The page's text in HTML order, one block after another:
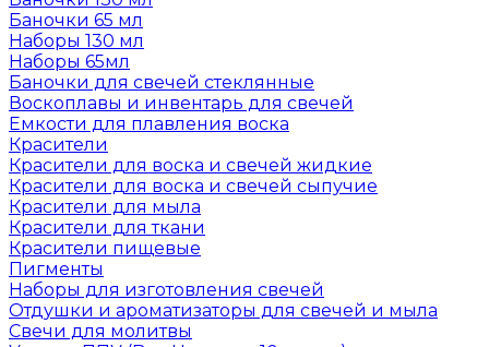
Баночки 65 мл
Наборы 130 мл
Наборы 65мл
Баночки для свечей стеклянные
Воскоплавы и инвентарь для свечей
Емкости для плавления воска
Красители
Красители для воска и свечей жидкие
Красители для воска и свечей сыпучие
Красители для мыла
Красители для ткани
Красители пищевые
Пигменты
Наборы для изготовления свечей
Отдушки и ароматизаторы для свечей и мыла
Свечи для молитвы